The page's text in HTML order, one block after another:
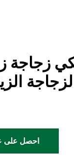
احصل على